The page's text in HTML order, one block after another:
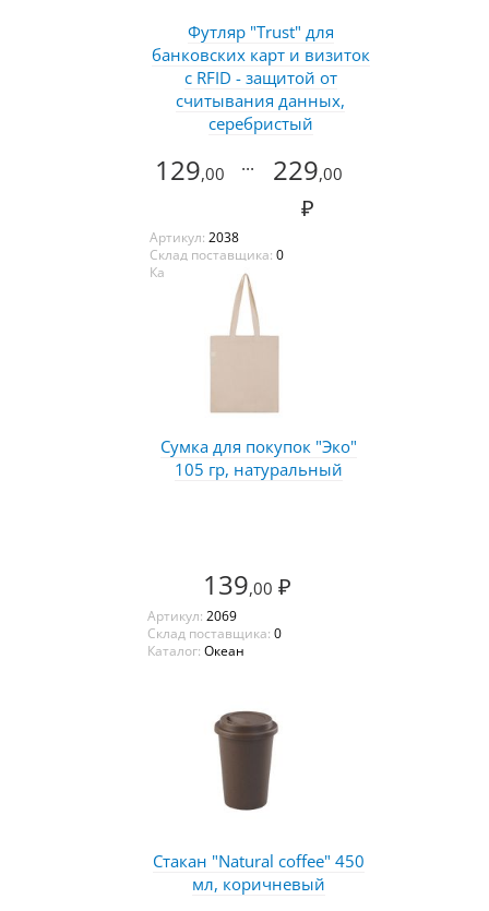
Футляр "Trust" для
банковских карт и визиток
с RFID - защитой от
считывания данных,
серебристый
129,00 ... 229,00
₽
Артикул: 2038
Склад поставщика: 0
Каталог:
Океан
Сумка для покупок "Эко"
105 гр, натуральный
139,00 ₽
Артикул: 2069
Склад поставщика: 0
Каталог: Океан
Стакан "Natural coffee" 450
мл, коричневый